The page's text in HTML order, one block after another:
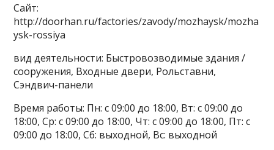
Сайт:
http://doorhan.ru/factories/zavody/mozhaysk/mozha
ysk-rossiya
вид деятельности: Быстровозводимые здания /
сооружения, Входные двери, Рольставни,
Сэндвич-панели
Время работы: Пн: с 09:00 до 18:00, Вт: с 09:00 до
18:00, Ср: с 09:00 до 18:00, Чт: с 09:00 до 18:00, Пт: с
09:00 до 18:00, Сб: выходной, Вс: выходной